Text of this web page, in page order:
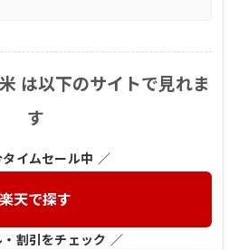
は以下のサイトで見れま
す
イムセール中 ／
楽天で探す
割引をチェック ／